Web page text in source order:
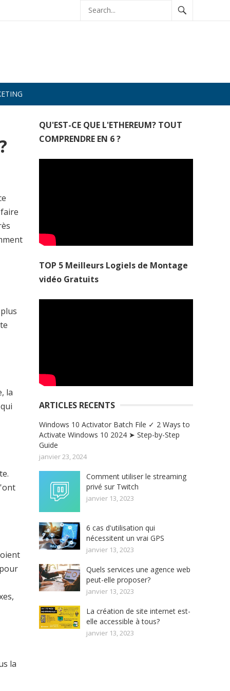
la
la
QU'EST-CE QUE L'ETHEREUM? TOUT
COMPRENDRE EN 6 ?
TOP 5 Meilleurs Logiels de Montage
vidéo Gratuits
ARTICLES RECENTS
Windows 10 Activator Batch File ✓ 2 Ways to
Activate Windows 10 2024 ➤ Step-by-Step
Guide
janvier 23, 2024
Comment utiliser le streaming
privé sur Twitch
janvier 13, 2023
6 cas d'utilisation qui
nécessitent un vrai GPS
janvier 13, 2023
Quels services une agence web
peut-elle proposer?
janvier 13, 2023
La création de site internet est-
elle accessible à tous?
janvier 13, 2023